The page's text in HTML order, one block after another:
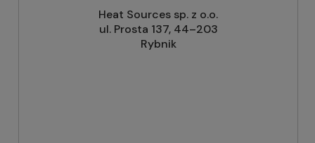
Heat Sources sp. z o.o.
ul. Prosta 137, 44–203
Rybnik